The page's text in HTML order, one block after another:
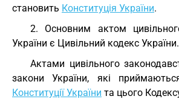
становить Конституція України.
2. Основним актом
України є Цивільний кодекс України.
Актами цивільного
закони України, які
Конституції України та цього